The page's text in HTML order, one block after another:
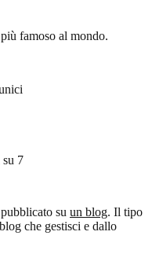
famoso al mondo.
su 7
su un blog. Il tipo
che gestisci e dallo